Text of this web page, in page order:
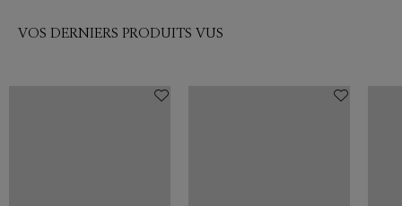
VOS DERNIERS PRODUITS VUS